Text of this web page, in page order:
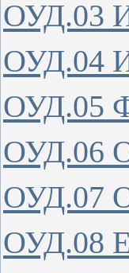
ОУД.03
ОУД.04
ОУД.05
ОУД.06
ОУД.07
ОУД.08